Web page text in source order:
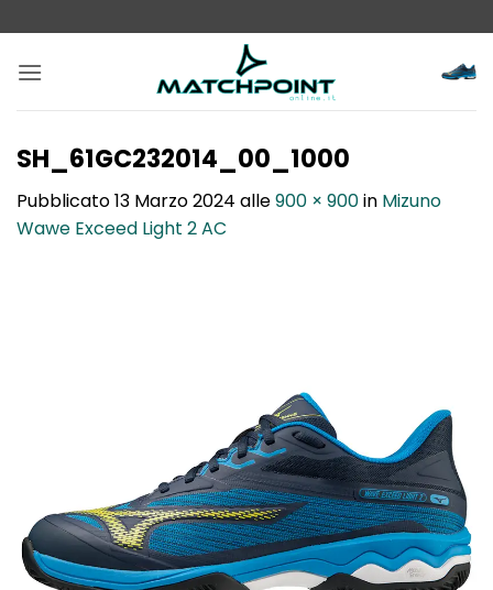
ai
contenuti
SH_61GC232014_00_1000
Pubblicato13 Marzo 2024 alle900 × 900in Mizuno
Wawe Exceed Light 2 AC